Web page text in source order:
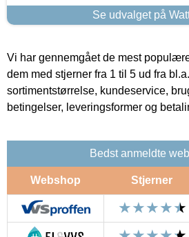
Se udvalget på
Vi har gennemgået de mest
dem med stjerner fra 1 til 5 ud fra
sortimentstørrelse, kundeservice,
betingelser, leveringsformer og
Bedst anmeldte
Webshop Stjerner